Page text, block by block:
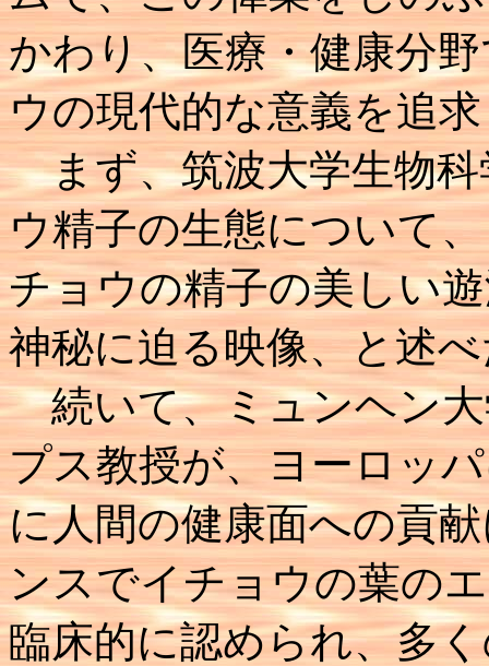
かわり、医療・健康分
ウの現代的な意義を追
まず、筑波大学生物科
ウ精子の生態について
チョウの精子の美しい
神秘に迫る映像、と述
続いて、ミュンヘン大
プス教授が、ヨーロッ
に人間の健康面への貢
ンスでイチョウの葉の
臨床的に認められ、多